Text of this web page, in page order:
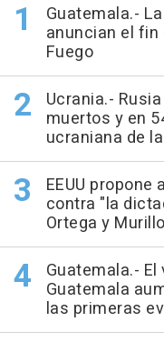
Guatemala.-
anuncian el fin
Fuego
Ucrania.-
muertos y en
ucraniana de
EEUU propone
contra "la
Ortega y
Guatemala.-
Guatemala
las primeras